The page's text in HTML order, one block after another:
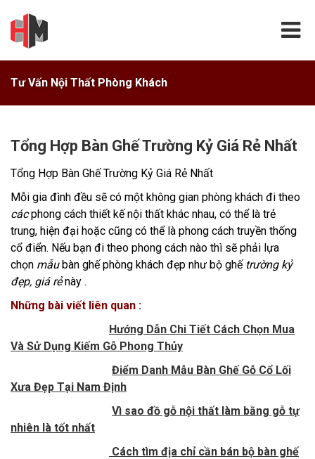
Tư Vấn Nội Thất Phòng Khách
Tổng Hợp Bàn Ghế Trường Kỷ Giá Rẻ Nhất
Tổng Hợp Bàn Ghế Trường Kỷ Giá Rẻ Nhất
Mỗi gia đình đều sẽ có một không gian phòng khách đi theo
cácphong cách thiết kế nội thất khác nhau, có thể là trẻ
trung, hiện đại hoặc cũng có thể là phong cách truyền thống
cổ điển. Nếu bạn đi theo phong cách nào thì sẽ phải lựa
chọn mẫubàn ghế phòng khách đẹp như bộ ghế trường kỷ
đẹp, giá rẻnày .
Những bài viết liên quan :
Hướng Dẫn Chi Tiết Cách Chọn Mua
Và Sử Dụng Kiếm Gỗ Phong Thủy
Điểm Danh Mẫu Bàn Ghế Gỗ Cổ Lối
Xưa Đẹp Tại Nam Định
Vì sao đồ gỗ nội thất làm bằng gỗ tự
nhiên là tốt nhất
Cách tìm địa chỉ cần bán bộ bàn ghế